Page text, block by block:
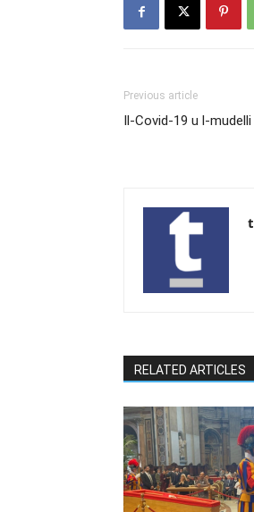
Previous article
Il-Covid-19 u l-
RELATED ARTICLES